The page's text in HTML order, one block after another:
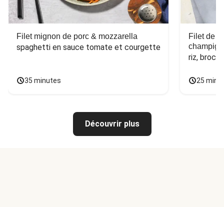
Filet mignon de porc & mozzarella
spaghetti en sauce tomate et courgette
35 minutes
Filet de
riz,
25
Découvrir plus